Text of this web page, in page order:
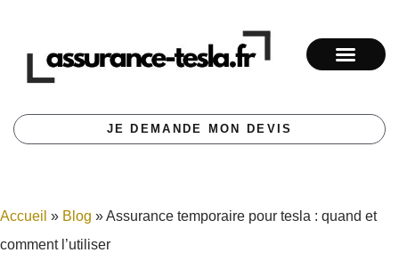
JE DEMANDE MON DEVIS
Accueil » Blog »Assurance temporaire pour tesla : quand et
comment l’utiliser